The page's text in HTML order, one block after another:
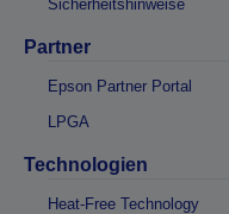
Sicherheitshinweise
Partner
Epson Partner Portal
LPGA
Technologien
Heat-Free Technology